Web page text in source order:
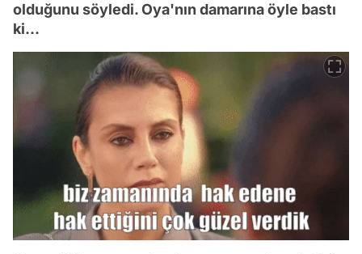
olduğunu söyledi. Oya'nın damarına öyle bastı
ki...